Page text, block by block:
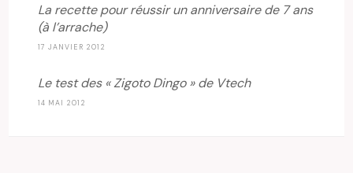
La recette pour réussir un anniversaire de 7 ans
(à l’arrache)
17 JANVIER 2012
Le test des « Zigoto Dingo » de Vtech
14 MAI 2012